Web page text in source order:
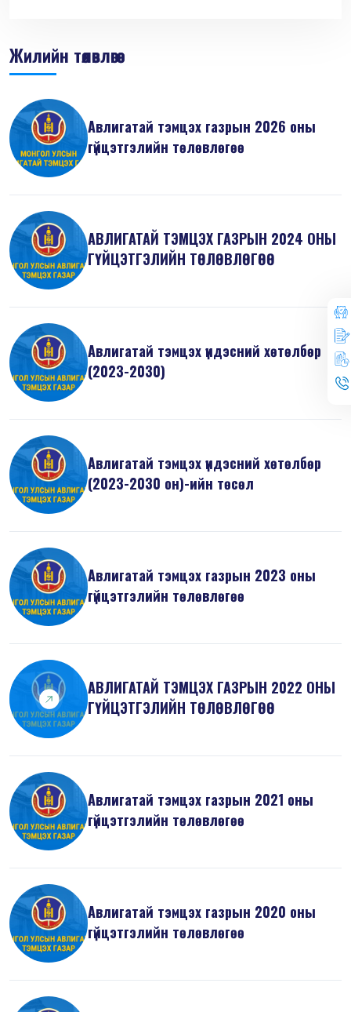
Жилийн төлөвлөгөө
Авлигатай тэмцэх газрын 2026 оны
гүйцэтгэлийн төлөвлөгөө
АВЛИГАТАЙ ТЭМЦЭХ ГАЗРЫН 2024 ОНЫ
ГҮЙЦЭТГЭЛИЙН ТӨЛӨВЛӨГӨӨ
Авлигатай тэмцэх үндэсний хөтөлбөр
(2023-2030)
Авлигатай тэмцэх үндэсний хөтөлбөр
(2023-2030 он)-ийн төсөл
Авлигатай тэмцэх газрын 2023 оны
гүйцэтгэлийн төлөвлөгөө
АВЛИГАТАЙ ТЭМЦЭХ ГАЗРЫН 2022 ОНЫ
ГҮЙЦЭТГЭЛИЙН ТӨЛӨВЛӨГӨӨ
Авлигатай тэмцэх газрын 2021 оны
гүйцэтгэлийн төлөвлөгөө
Авлигатай тэмцэх газрын 2020 оны
гүйцэтгэлийн төлөвлөгөө